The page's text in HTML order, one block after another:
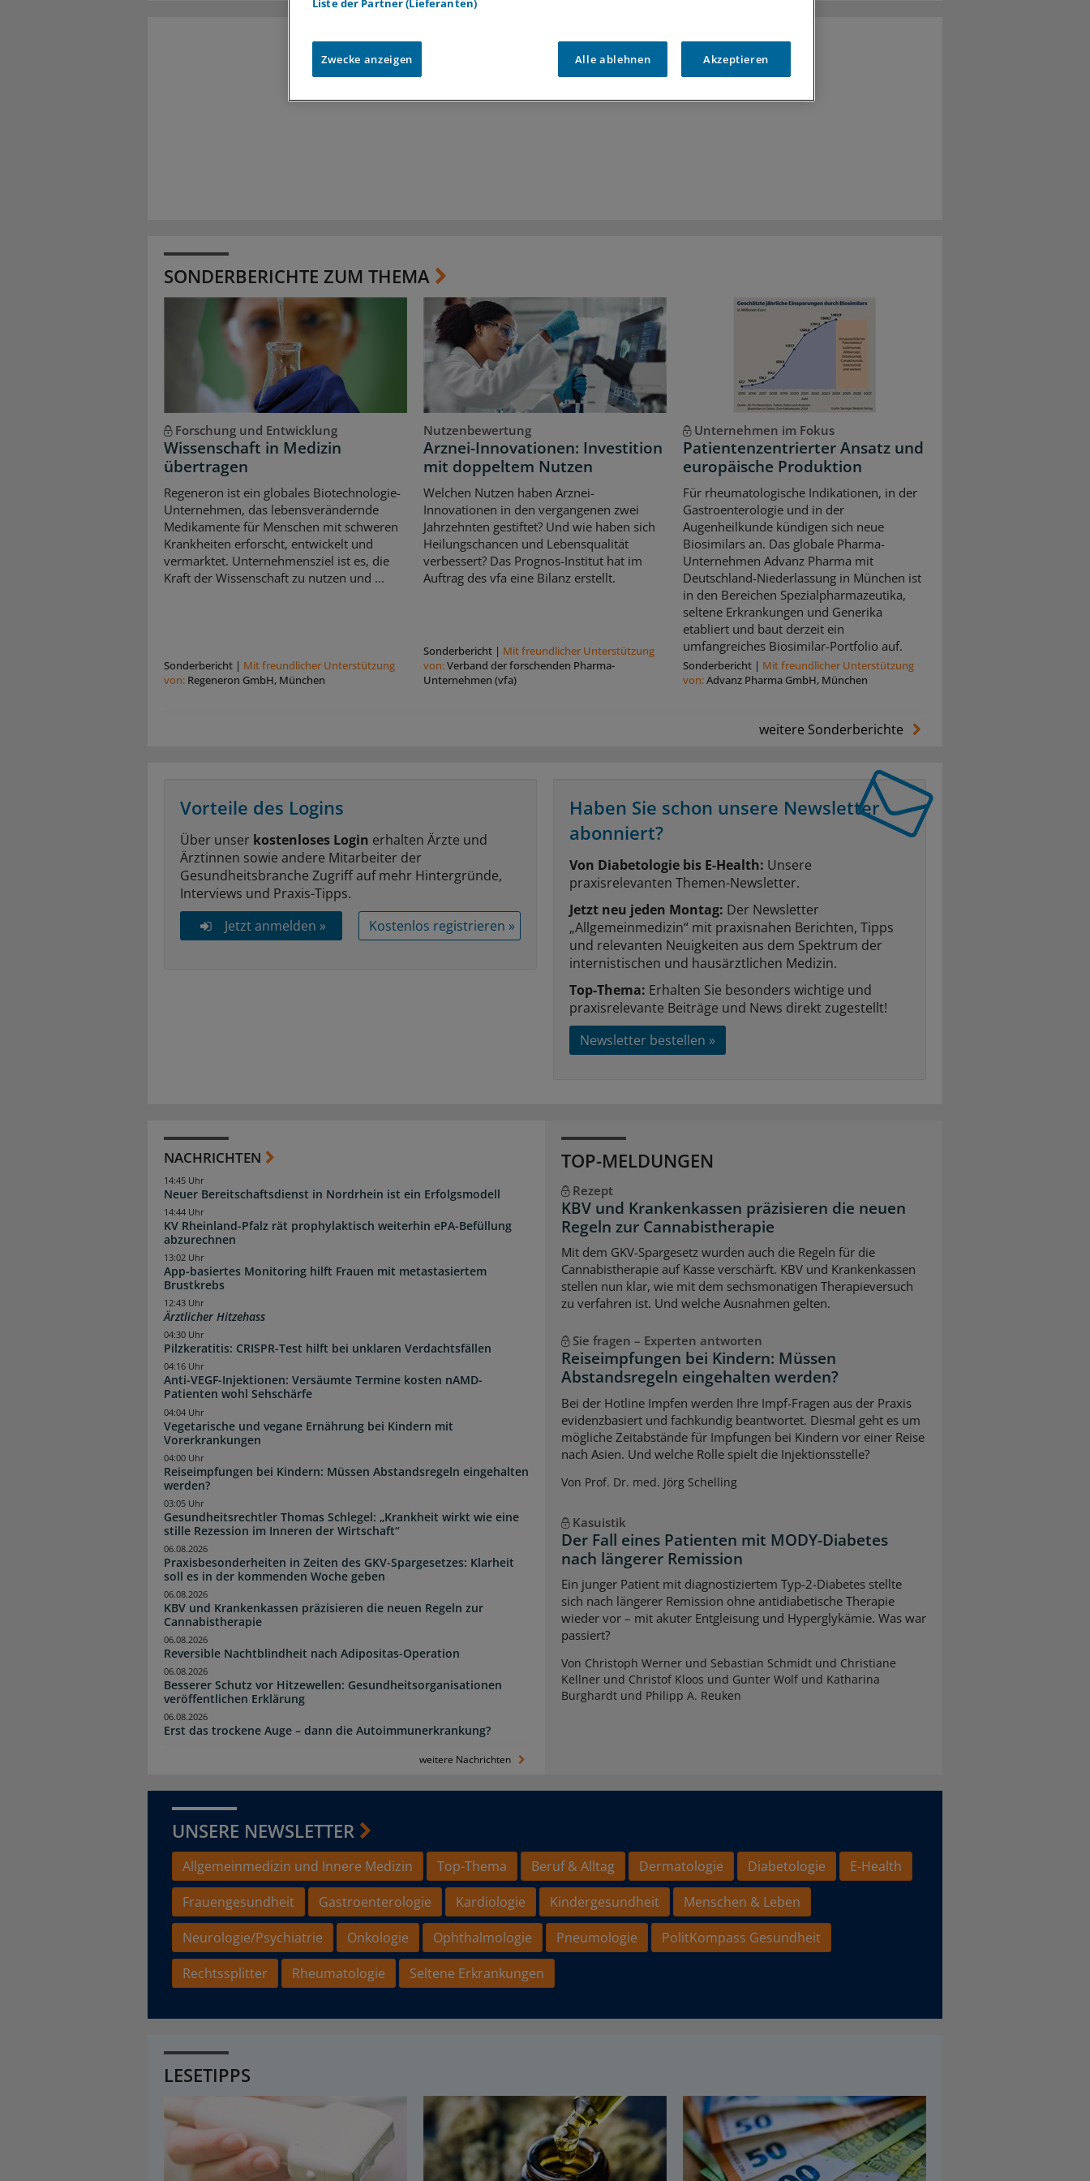
SONDERBERICHTE ZUM THEMA
Forschung und Entwicklung
Wissenschaft in Medizin
übertragen
Regeneron ist ein globales Biotechnologie-
Unternehmen, das lebensverändernde
Medikamente für Menschen mit schweren
Krankheiten erforscht, entwickelt und
vermarktet. Unternehmensziel ist es, die
Kraft der Wissenschaft zu nutzen und ...
Sonderbericht | Mit freundlicher Unterstützung
von: Regeneron GmbH, München
Nutzenbewertung
Arznei-Innovationen: Investition
mit doppeltem Nutzen
Welchen Nutzen haben Arznei-
Innovationen in den vergangenen zwei
Jahrzehnten gestiftet? Und wie haben sich
Heilungschancen und Lebensqualität
verbessert? Das Prognos-Institut hat im
Auftrag des vfa eine Bilanz erstellt.
Sonderbericht| Mit freundlicher Unterstützung
von:Verband der forschenden Pharma-
Unternehmen (vfa)
Unternehmen im Fokus
Patientenzentrierter Ansatz und
europäische Produktion
Für rheumatologische Indikationen, in der
Gastroenterologie und in der
Augenheilkunde kündigen sich neue
Biosimilars an. Das globale Pharma-
Unternehmen Advanz Pharma mit
Deutschland-Niederlassung in München ist
in den Bereichen Spezialpharmazeutika,
seltene Erkrankungen und Generika
etabliert und baut derzeit ein
umfangreiches Biosimilar-Portfolio auf.
Sonderbericht| Mit freundlicher Unterstützung
von:Advanz Pharma GmbH, München
weitere Sonderberichte
Vorteile des Logins
Über unser kostenloses Login erhalten Ärzte und
Ärztinnen sowie andere Mitarbeiter der
Gesundheitsbranche Zugriff auf mehr Hintergründe,
Interviews und Praxis-Tipps.
Jetzt anmelden »
Kostenlos registrieren »
Haben Sie schon unsere Newsletter
abonniert?
Von Diabetologie bis E-Health: Unsere
praxisrelevanten Themen-Newsletter.
Jetzt neu jeden Montag: Der Newsletter
„Allgemeinmedizin“ mit praxisnahen Berichten, Tipps
und relevanten Neuigkeiten aus dem Spektrum der
internistischen und hausärztlichen Medizin.
Top-Thema: Erhalten Sie besonders wichtige und
praxisrelevante Beiträge und News direkt zugestellt!
Newsletter bestellen »
NACHRICHTEN
Neuer Bereitschaftsdienst in Nordrhein ist ein Erfolgsmodell
14:45 Uhr
KV Rheinland-Pfalz rät prophylaktisch weiterhin ePA-Befüllung
abzurechnen
14:44 Uhr
App-basiertes Monitoring hilft Frauen mit metastasiertem
Brustkrebs
13:02 Uhr
Ärztlicher Hitzehass
12:43 Uhr
Pilzkeratitis: CRISPR-Test hilft bei unklaren Verdachtsfällen
04:30 Uhr
Anti-VEGF-Injektionen: Versäumte Termine kosten nAMD-
Patienten wohl Sehschärfe
04:16 Uhr
Vegetarische und vegane Ernährung bei Kindern mit
Vorerkrankungen
04:04 Uhr
Reiseimpfungen bei Kindern: Müssen Abstandsregeln eingehalten
werden?
04:00 Uhr
Gesundheitsrechtler Thomas Schlegel: „Krankheit wirkt wie eine
stille Rezession im Inneren der Wirtschaft“
03:05 Uhr
Praxisbesonderheiten in Zeiten des GKV-Spargesetzes: Klarheit
soll es in der kommenden Woche geben
06.08.2026
KBV und Krankenkassen präzisieren die neuen Regeln zur
Cannabistherapie
06.08.2026
Reversible Nachtblindheit nach Adipositas-Operation
06.08.2026
Besserer Schutz vor Hitzewellen: Gesundheitsorganisationen
veröffentlichen Erklärung
06.08.2026
Erst das trockene Auge – dann die Autoimmunerkrankung?
06.08.2026
weitere Nachrichten
TOP-MELDUNGEN
Rezept
KBV und Krankenkassen präzisieren die neuen
Regeln zur Cannabistherapie
Mit dem GKV-Spargesetz wurden auch die Regeln für die
Cannabistherapie auf Kasse verschärft. KBV und Krankenkassen
stellen nun klar, wie mit dem sechsmonatigen Therapieversuch
zu verfahren ist. Und welche Ausnahmen gelten.
Sie fragen – Experten antworten
Reiseimpfungen bei Kindern: Müssen
Abstandsregeln eingehalten werden?
Bei der Hotline Impfen werden Ihre Impf-Fragen aus der Praxis
evidenzbasiert und fachkundig beantwortet. Diesmal geht es um
mögliche Zeitabstände für Impfungen bei Kindern vor einer Reise
nach Asien. Und welche Rolle spielt die Injektionsstelle?
Von Prof. Dr. med. Jörg Schelling
Kasuistik
Der Fall eines Patienten mit MODY-Diabetes
nach längerer Remission
Ein junger Patient mit diagnostiziertem Typ-2-Diabetes stellte
sich nach längerer Remission ohne antidiabetische Therapie
wieder vor – mit akuter Entgleisung und Hyperglykämie. Was war
passiert?
Von Christoph Werner und Sebastian Schmidt und Christiane
Kellner und Christof Kloos und Gunter Wolf und Katharina
Burghardt und Philipp A. Reuken
UNSERE NEWSLETTER
Allgemeinmedizin und Innere Medizin Top-Thema Beruf & Alltag Dermatologie Diabetologie
E-Health
Frauengesundheit
Gastroenterologie Kardiologie Kindergesundheit
Menschen & Leben
Neurologie/Psychiatrie
Onkologie Ophthalmologie Pneumologie
PolitKompass Gesundheit
Rechtssplitter
Rheumatologie Seltene Erkrankungen
LESETIPPS
Liste der Partner (Lieferanten)
Zwecke anzeigen Alle ablehnen Akzeptieren